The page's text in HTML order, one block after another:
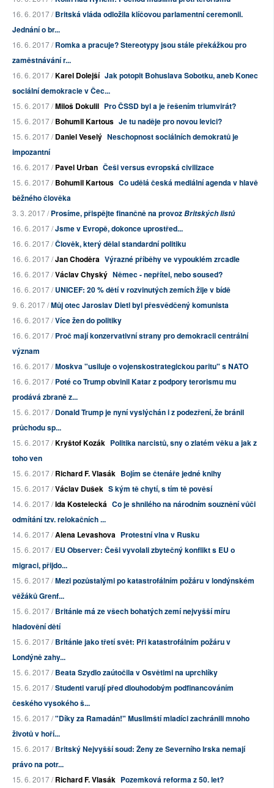
16. 6. 2017 /Britská vláda odložila klíčovou parlamentní ceremonii.
Jednání o br...
16. 6. 2017 /Romka a pracuje? Stereotypy jsou stále překážkou pro
zaměstnávání r...
16. 6. 2017 /Karel Dolejší Jak potopit Bohuslava Sobotku, aneb Konec
sociální demokracie v Čec...
15. 6. 2017 /Miloš Dokulil Pro ČSSD byl a je řešením triumvirát?
15. 6. 2017 /Bohumil Kartous Je tu naděje pro novou levici?
15. 6. 2017 /Daniel Veselý Neschopnost sociálních demokratů je
impozantní
16. 6. 2017 /Pavel Urban Češi versus evropská civilizace
15. 6. 2017 /Bohumil Kartous Co udělá česká mediální agenda v hlavě
běžného člověka
3. 3. 2017 /Prosíme, přispějte finančně na provozBritských listů
16. 6. 2017 /Jsme v Evropě, dokonce uprostřed...
16. 6. 2017 /Člověk, který dělal standardní politiku
16. 6. 2017 /Jan Choděra Výrazné příběhy ve vypouklém zrcadle
16. 6. 2017 /Václav Chyský Němec - nepřítel, nebo soused?
16. 6. 2017 /UNICEF: 20 % dětí v rozvinutých zemích žije v bídě
9. 6. 2017 /Můj otec Jaroslav Dietl byl přesvědčený komunista
16. 6. 2017 /Více žen do politiky
16. 6. 2017 /Proč mají konzervativní strany pro demokracii centrální
význam
16. 6. 2017 /Moskva "usiluje o vojenskostrategickou paritu" s NATO
16. 6. 2017 /Poté co Trump obvinil Katar z podpory terorismu mu
prodává zbraně z...
15. 6. 2017 /Donald Trump je nyní vyslýchán i z podezření, že bránil
průchodu sp...
15. 6. 2017 /Kryštof Kozák Politika narcistů, sny o zlatém věku a jak z
toho ven
15. 6. 2017 /Richard F. Vlasák Bojím se čtenáře jedné knihy
15. 6. 2017 /Václav Dušek S kým tě chytí, s tím tě pověsí
14. 6. 2017 /Ida Kostelecká Co je shnilého na národním souznění vůči
odmítání tzv. relokačních ...
14. 6. 2017 /Alena Levashova Protestní vlna v Rusku
15. 6. 2017 /EU Observer: Češi vyvolali zbytečný konflikt s EU o
migraci, přijdo...
15. 6. 2017 /Mezi pozůstalými po katastrofálním požáru v londýnském
věžáků Grenf...
15. 6. 2017 /Británie má ze všech bohatých zemí nejvyšší míru
hladovění dětí
15. 6. 2017 /Británie jako třetí svět: Při katastrofálním požáru v
Londýně zahy...
15. 6. 2017 /Beata Szydlo zaútočila v Osvětimi na uprchlíky
15. 6. 2017 /Studenti varují před dlouhodobým podfinancováním
českého vysokého š...
15. 6. 2017 /"Díky za Ramadán!" Muslimští mladíci zachránili mnoho
životů v hoří...
15. 6. 2017 /Britský Nejvyšší soud: Ženy ze Severního Irska nemají
právo na potr...
15. 6. 2017 /Richard F. Vlasák Pozemková reforma z 50. let?